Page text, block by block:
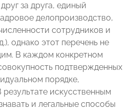
за друга, единый
делопроизводство,
сотрудников и
однако этот перечень не
В каждом конкретном
подтвержденных
порядке,
искусственным
и легальные способы